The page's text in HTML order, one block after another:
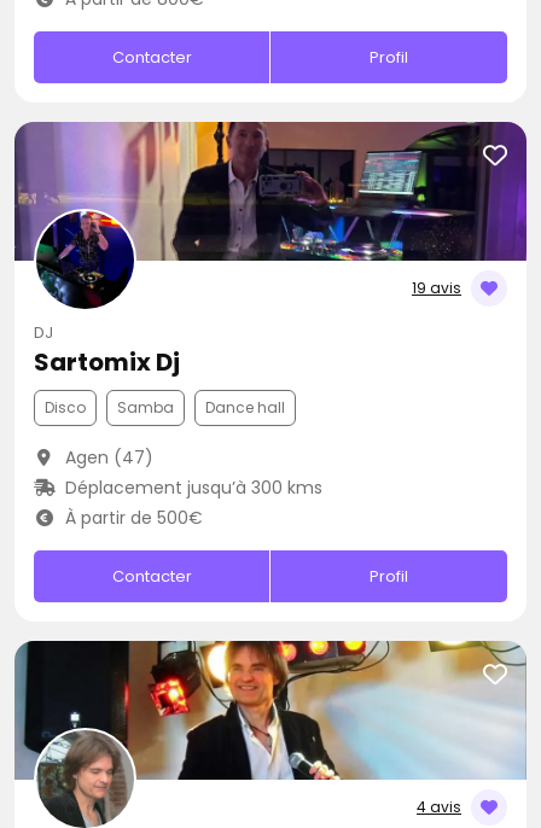
Contacter Profil
19 avis
DJ
Sartomix Dj
Disco Samba Dance hall
Agen (47)
Déplacement jusqu’à 300 kms
À partir de 500€
Contacter Profil
4 avis